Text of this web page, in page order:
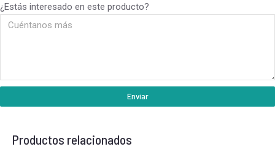
¿Estás interesado en este producto?
Enviar
Productos relacionados